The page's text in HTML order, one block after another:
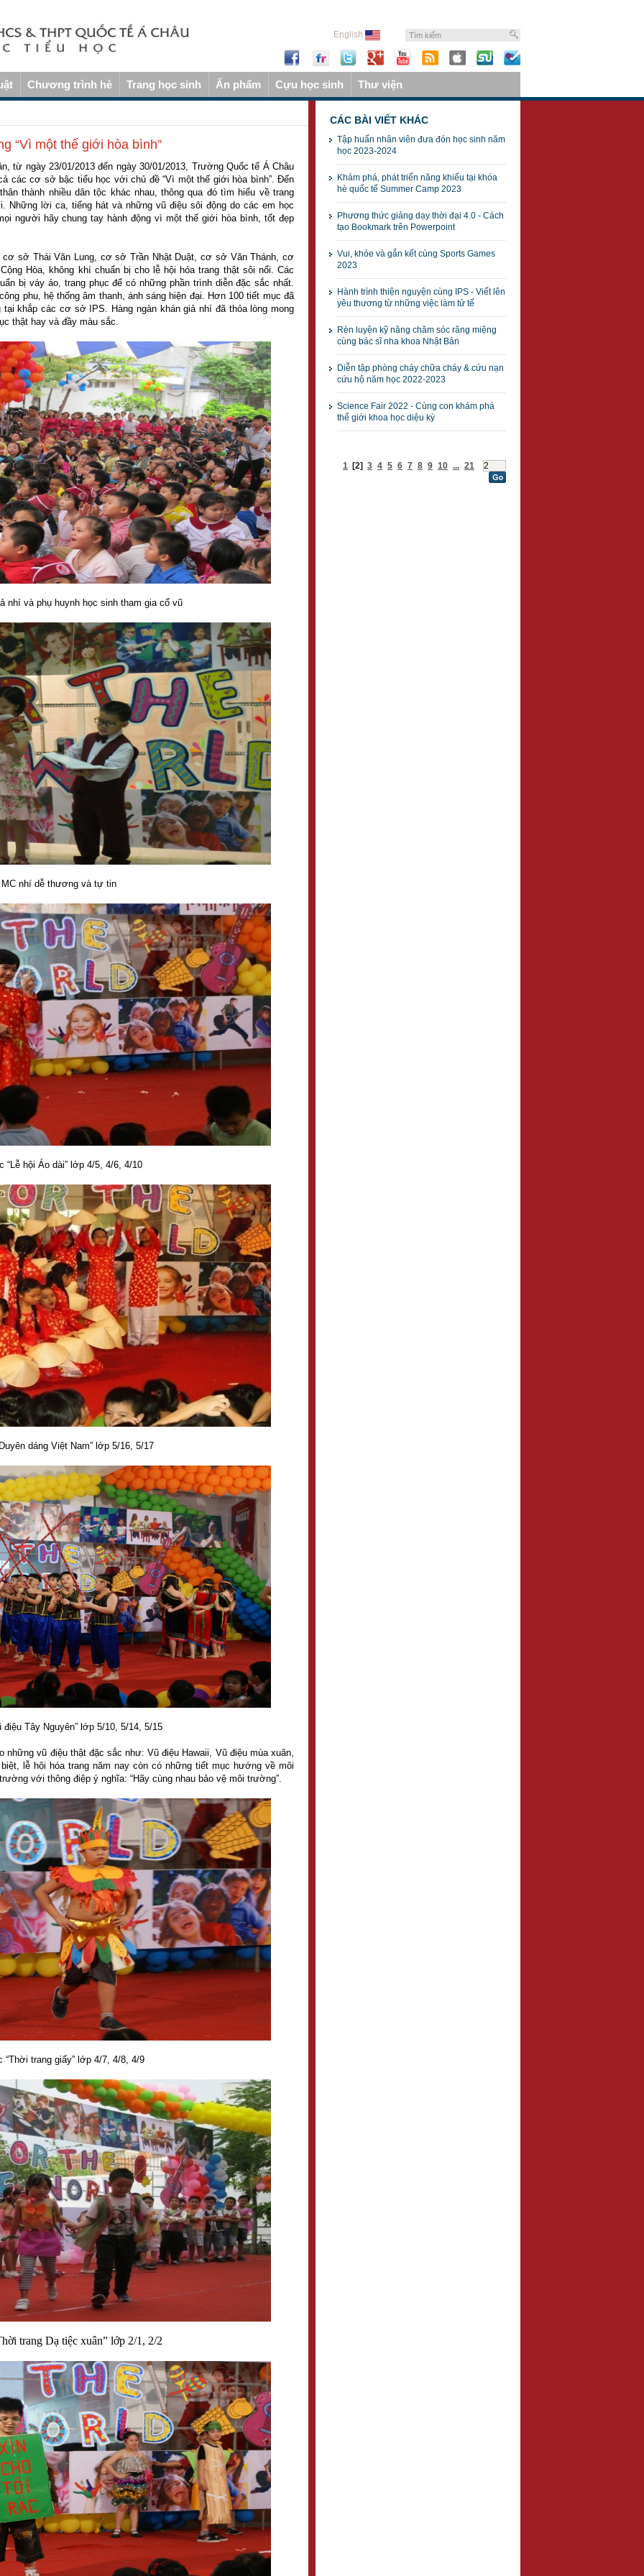
English
Chương trình hè Trang học sinh Ấn phẩm Cựu học sinh Thư viện
“Vì một thế giới hòa bình”
từ ngày 23/01/2013 đến ngày 30/01/2013, Trường Quốc tế Á Châu
các cơ sở bậc tiểu học với chủ đề “Vì một thế giới hòa bình”. Đến
thành nhiều dân tộc khác nhau, thông qua đó tìm hiểu về trang
Những lời ca, tiếng hát và những vũ điệu sôi động do các em học
người hãy chung tay hành động vì một thế giới hòa bình, tốt đẹp
sở Thái Văn Lung, cơ sở Trần Nhật Duật, cơ sở Văn Thánh, cơ
Hòa, không khí chuẩn bị cho lễ hội hóa trang thật sôi nổi. Các
bị váy áo, trang phục để có những phần trình diễn đặc sắc nhất.
phu, hệ thống âm thanh, ánh sáng hiện đại. Hơn 100 tiết mục đã
khắp các cơ sở IPS. Hàng ngàn khán giả nhí đã thỏa lòng mong
thật hay và đầy màu sắc.
nhí và phụ huynh học sinh tham gia cổ vũ
MC nhí dễ thương và tự tin
“Lễ hội Áo dài” lớp 4/5, 4/6, 4/10
dáng Việt Nam” lớp 5/16, 5/17
điệu Tây Nguyên” lớp 5/10, 5/14, 5/15
những vũ điệu thật đặc sắc như: Vũ điệu Hawaii, Vũ điệu mùa xuân,
lễ hội hóa trang năm nay còn có những tiết mục hướng về môi
với thông điệp ý nghĩa: “Hãy cùng nhau bảo vệ môi trường”.
“Thời trang giấy” lớp 4/7, 4/8, 4/9
trang Dạ tiệc xuân” lớp 2/1, 2/2
CÁC BÀI VIẾT KHÁC
Tập huấn nhân viên đưa đón học sinh năm
học 2023-2024
Khám phá, phát triển năng khiếu tại khóa
hè quốc tế Summer Camp 2023
Phương thức giảng dạy thời đại 4.0 - Cách
tạo Bookmark trên Powerpoint
Vui, khỏe và gắn kết cùng Sports Games
2023
Hành trình thiện nguyện cùng IPS - Viết lên
yêu thương từ những việc làm tử tế
Rèn luyện kỹ năng chăm sóc răng miệng
cùng bác sĩ nha khoa Nhật Bản
Diễn tập phòng cháy chữa cháy & cứu nạn
cứu hộ năm học 2022-2023
Science Fair 2022 - Cùng con khám phá
thế giới khoa học diệu kỳ
1 [2] 3 4 5 6 7 8 9 10 ... 21